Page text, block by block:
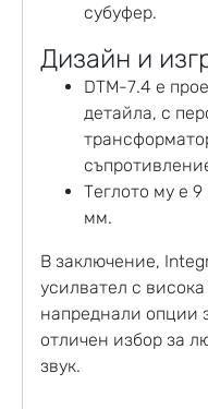
субуфер.
Дизайн и
DTM-7.4 е
детайла, с
Теглото му е
мм.
В заключение,
усилвател с
напреднали опции
отличен избор за
звук.